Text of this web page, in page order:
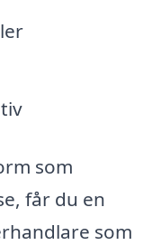
som
får du en
som